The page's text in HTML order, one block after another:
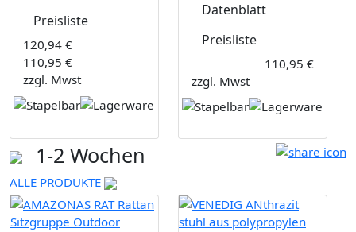
Preisliste
120,94 €
110,95 €
zzgl. Mwst
Datenblatt
Preisliste
110,95 €
zzgl. Mwst
1-2 Wochen
ALLE PRODUKTE